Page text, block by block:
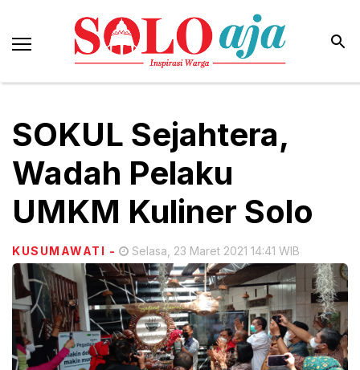
SOKUL Sejahtera,
Wadah Pelaku
UMKM Kuliner Solo
KUSUMAWATI - Selasa, 23 Maret 2021 14:41 WIB